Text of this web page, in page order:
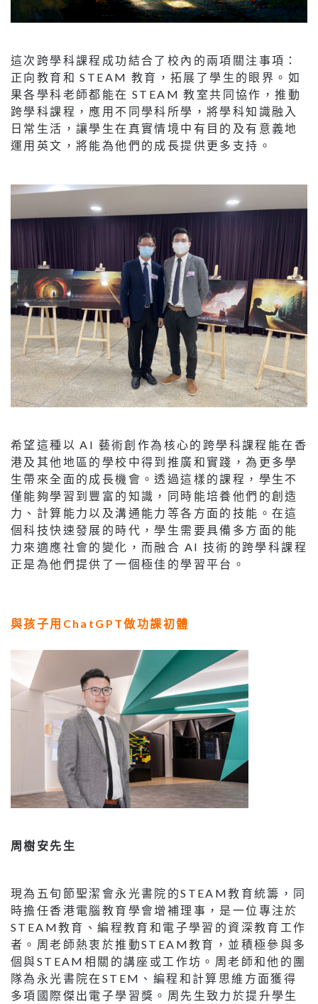
這次跨學科課程成功結合了校內的兩項關注事項：
正向教育和 STEAM 教育，拓展了學生的眼界。如
果各學科老師都能在 STEAM 教室共同協作，推動
跨學科課程，應用不同學科所學，將學科知識融入
日常生活，讓學生在真實情境中有目的及有意義地
運用英文，將能為他們的成長提供更多支持。
希望這種以 AI 藝術創作為核心的跨學科課程能在香
港及其他地區的學校中得到推廣和實踐，為更多學
生帶來全面的成長機會。透過這樣的課程，學生不
僅能夠學習到豐富的知識，同時能培養他們的創造
力、計算能力以及溝通能力等各方面的技能。在這
個科技快速發展的時代，學生需要具備多方面的能
力來適應社會的變化，而融合 AI 技術的跨學科課程
正是為他們提供了一個極佳的學習平台。
與孩子用ChatGPT做功課初體
周樹安先生
現為五旬節聖潔會永光書院的STEAM教育統籌，同
時擔任香港電腦教育學會增補理事，是一位專注於
STEAM教育、編程教育和電子學習的資深教育工作
者。周老師熱衷於推動STEAM教育，並積極參與多
個與STEAM相關的講座或工作坊。周老師和他的團
隊為永光書院在STEM、編程和計算思維方面獲得
多項國際傑出電子學習獎。周先生致力於提升學生